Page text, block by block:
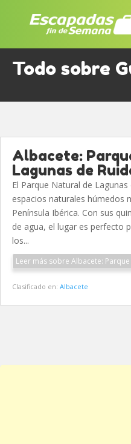
Todo sobre
Albacete:
Lagunas de
El Parque Natural de
espacios naturales húmedos
Península Ibérica. Con sus
de agua, el lugar es perfecto
los...
Leer más sobre Albacete:
Clasificado en: Albacete